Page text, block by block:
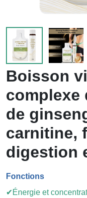
Boisson
complexe
de
carnitine,
digestion
Fonctions
✔Énergie et